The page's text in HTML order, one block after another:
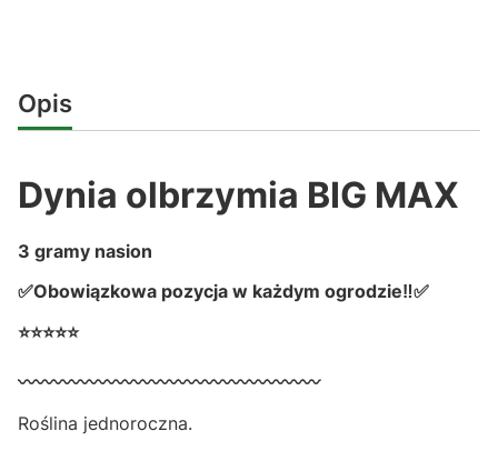
Opis
Dynia olbrzymia BIG MAX
3 gramy nasion
✅Obowiązkowa pozycja w każdym ogrodzie‼✅
⭐⭐⭐⭐⭐
〰️〰️〰️〰️〰️〰️〰️〰️〰️〰️〰️〰️〰️〰️〰️〰️〰️
Roślina jednoroczna.